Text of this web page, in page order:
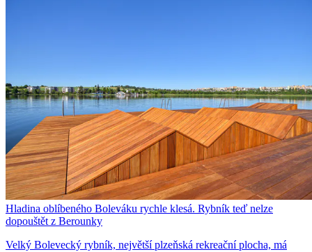
Hladina oblíbeného Boleváku rychle klesá. Rybník teď nelze
dopouštět z Berounky
Velký Bolevecký rybník, největší plzeňská rekreační plocha, má